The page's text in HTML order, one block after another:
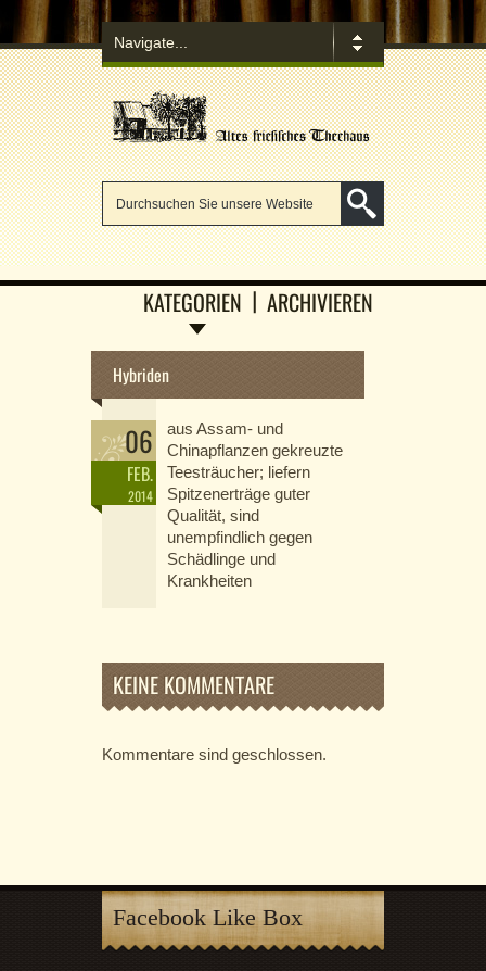
KATEGORIEN ARCHIVIEREN
Hybriden
06
FEB.
2014
aus Assam- und
Chinapflanzen gekreuzte
Teesträucher; liefern
Spitzenerträge guter
Qualität, sind
unempfindlich gegen
Schädlinge und
Krankheiten
KEINE KOMMENTARE
Kommentare sind geschlossen.
Facebook Like Box